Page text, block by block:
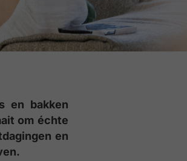
en bakken
om échte
en